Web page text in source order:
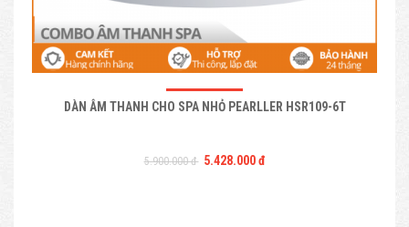
DÀN ÂM THANH CHO SPA NHỎ PEARLLER HSR109-6T
5.900.000 đ 5.428.000 đ